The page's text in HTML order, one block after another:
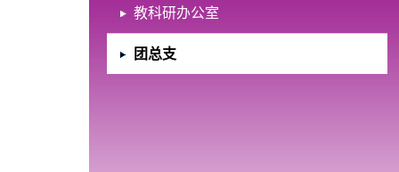
教科研办公室
团总支